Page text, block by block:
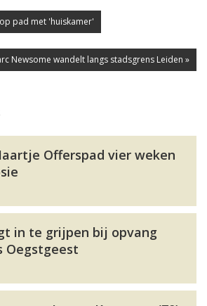
pad met 'huiskamer'
Newsome wandelt langs stadsgrens Leiden »
Offerspad vier weken
in te grijpen bij opvang
Oegstgeest